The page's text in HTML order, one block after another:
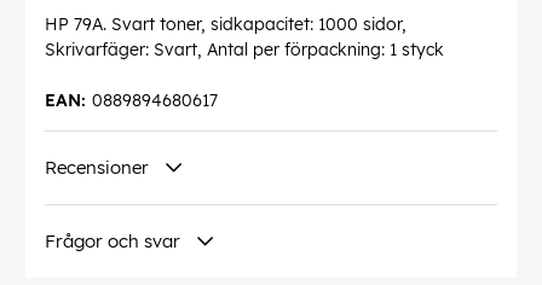
HP 79A. Svart toner, sidkapacitet: 1000 sidor,
Skrivarfäger: Svart, Antal per förpackning: 1 styck
0889894680617
EAN:
Recensioner
Frågor och svar